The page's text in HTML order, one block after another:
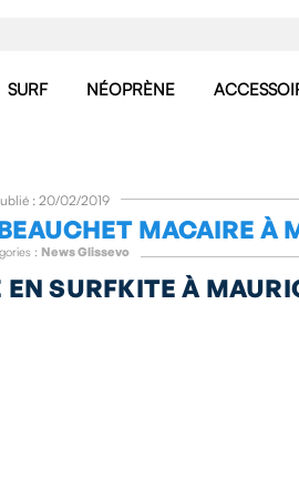
SURF NÉOPRÈNE
: 20/02/2019
MACAIRE À
: News Glissevo
SURFKITE À